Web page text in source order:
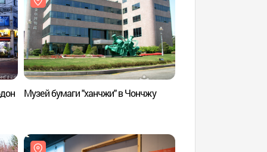
Музей бумаги "ханчжи" в Чончжу